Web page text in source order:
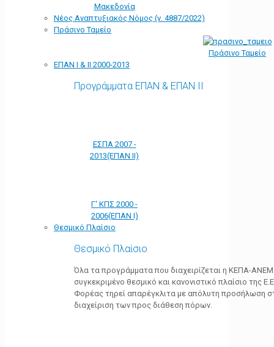
Μακεδονία
Νέος Αναπτυξιακός Νόμος (ν. 4887/2022)
Πράσινο Ταμείο
Πράσινο Ταμείο
ΕΠΑΝ Ι & ΙΙ 2000-2013
Προγράμματα ΕΠΑΝ & ΕΠΑΝ ΙΙ
ΕΣΠΑ 2007 -
2013(ΕΠΑΝ ΙΙ)
Γ' ΚΠΣ 2000 -
2006(ΕΠΑΝ Ι)
Θεσμικό Πλαίσιο
Θεσμικό Πλαίσιο
Όλα τα προγράμματα που διαχειρίζεται η ΚΕΠΑ-
συγκεκριμένο θεσμικό και κανονιστικό πλαίσιο της
Φορέας τηρεί απαρέγκλιτα με απόλυτη προσήλωση
διαχείριση των προς διάθεση πόρων.